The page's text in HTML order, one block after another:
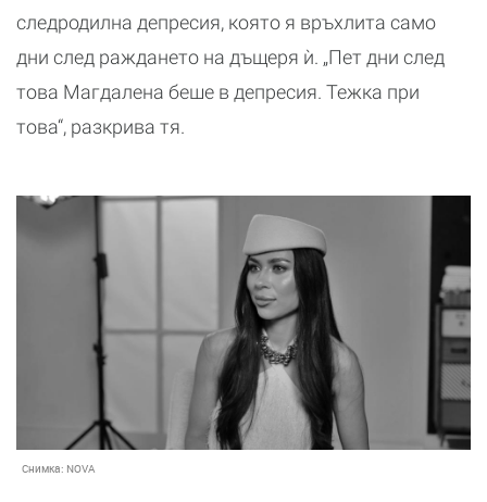
следродилна депресия, която я връхлита само
дни след раждането на дъщеря ѝ. „Пет дни след
това Магдалена беше в депресия. Тежка при
това“, разкрива тя.
Снимка: NOVA